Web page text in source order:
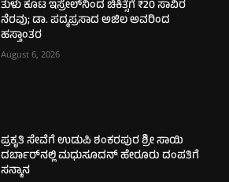
ತುಳು ಕೂಟ ಇಸ್ರೇಲ್‌ನಿಂದ ಚಿಕಿತ್ಸೆಗೆ ₹20 ಸಾವಿರ
ನೆರವು; ಡಾ. ಪದ್ಮಪ್ರಸಾದ ಅಜಿಲ ಅವರಿಂದ
ಹಸ್ತಾಂತರ
August 6, 2026
ಪ್ರಕೃತಿ ಸೇವೆಗೆ ಉಡುಪಿ ಶಂಕರಪುರ ಶ್ರೀ ಸಾಯಿ
ದರ್ಬಾರ್‌ನಲ್ಲಿ ಮಧುಸೂದನ್ ಹೇರೂರು ದಂಪತಿಗೆ
ಸನ್ಮಾನ